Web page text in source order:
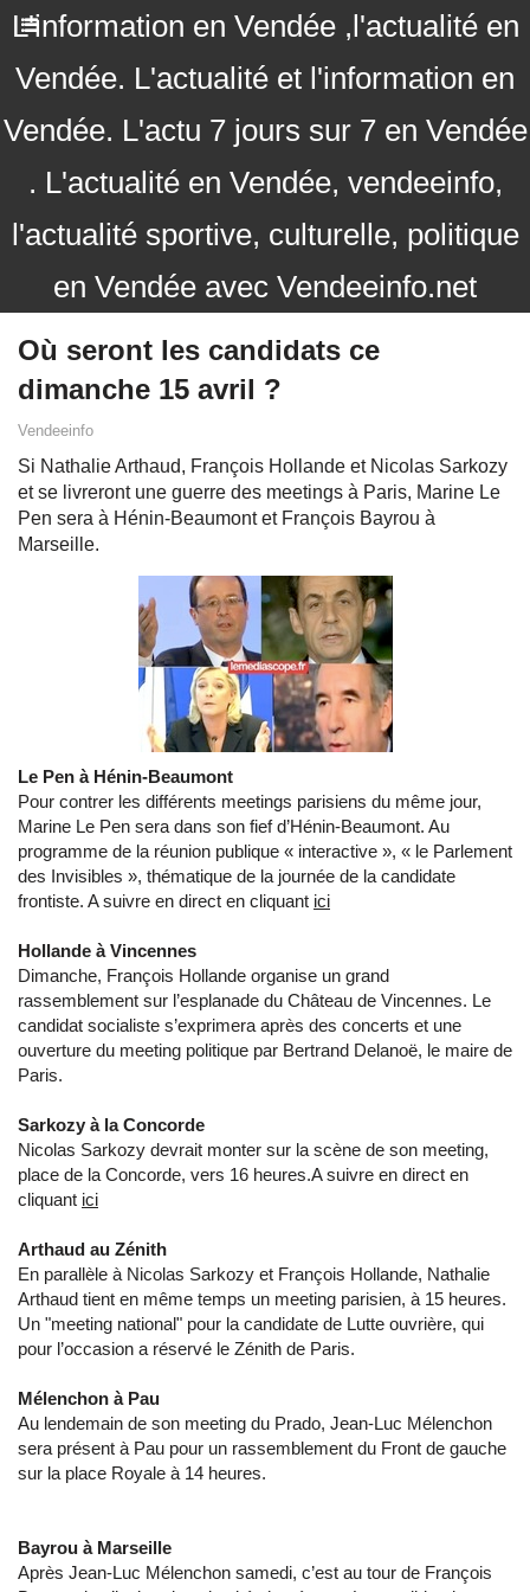
L'information en Vendée ,l'actualité en
Vendée. L'actualité et l'information en
Vendée. L'actu 7 jours sur 7 en Vendée
. L'actualité en Vendée, vendeeinfo,
l'actualité sportive, culturelle, politique
en Vendée avec Vendeeinfo.net
Où seront les candidats ce
dimanche 15 avril ?
Vendeeinfo
Si Nathalie Arthaud, François Hollande et Nicolas Sarkozy
et se livreront une guerre des meetings à Paris, Marine Le
Pen sera à Hénin-Beaumont et François Bayrou à
Marseille.
Le Pen à Hénin-Beaumont
Pour contrer les différents meetings parisiens du même jour,
Marine Le Pen sera dans son fief d’Hénin-Beaumont. Au
programme de la réunion publique « interactive », « le Parlement
des Invisibles », thématique de la journée de la candidate
frontiste. A suivre en direct en cliquant ici
Hollande à Vincennes
Dimanche, François Hollande organise un grand
rassemblement sur l’esplanade du Château de Vincennes. Le
candidat socialiste s’exprimera après des concerts et une
ouverture du meeting politique par Bertrand Delanoë, le maire de
Paris.
Sarkozy à la Concorde
Nicolas Sarkozy devrait monter sur la scène de son meeting,
place de la Concorde, vers 16 heures.A suivre en direct en
cliquant ici
Arthaud au Zénith
En parallèle à Nicolas Sarkozy et François Hollande, Nathalie
Arthaud tient en même temps un meeting parisien, à 15 heures.
Un "meeting national" pour la candidate de Lutte ouvrière, qui
pour l’occasion a réservé le Zénith de Paris.
Mélenchon à Pau
Au lendemain de son meeting du Prado, Jean-Luc Mélenchon
sera présent à Pau pour un rassemblement du Front de gauche
sur la place Royale à 14 heures.
Bayrou à Marseille
Après Jean-Luc Mélenchon samedi, c’est au tour de François